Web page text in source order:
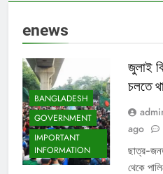
enews
BANGLADESH
GOVERNMENT
IMPORTANT
INFORMATION
জুলাই
চলতে
ago
ছাত্র-
থেকে